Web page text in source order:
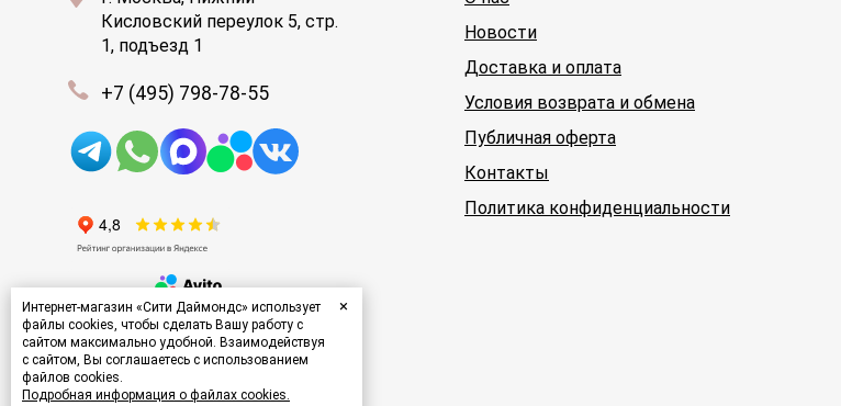
×
Интернет-магазин «Сити Даймондс» использует
файлы cookies, чтобы сделать Вашу работу с
сайтом максимально удобной. Взаимодействуя
с сайтом, Вы соглашаетесь с использованием
файлов cookies.
Подробная информация о файлах cookies.
Кисловский переулок 5, стр.
1, подъезд 1
+7 (495) 798-78-55
Новости
Доставка и оплата
Условия возврата и обмена
Публичная оферта
Контакты
Политика конфиденциальности